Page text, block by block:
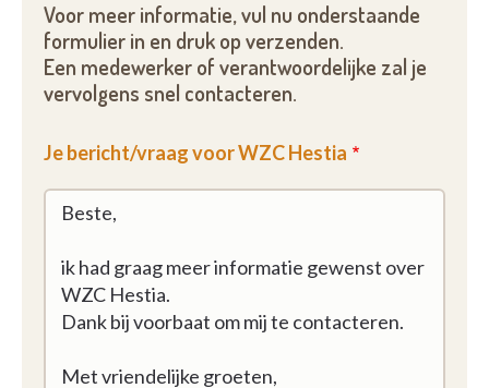
Voor meer informatie, vul nu onderstaande
formulier in en druk op verzenden.
Een medewerker of verantwoordelijke zal je
vervolgens snel contacteren.
Je bericht/vraag voor WZC Hestia